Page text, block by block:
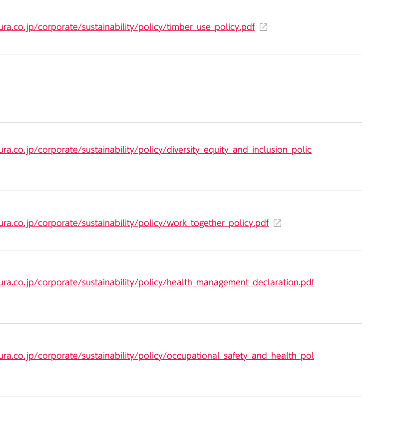
corporate/sustainability/policy/timber_use_policy.pdf
corporate/sustainability/policy/diversity_equity_and_inclusion_polic
corporate/sustainability/policy/work_together_policy.pdf
corporate/sustainability/policy/health_management_declaration.pdf
corporate/sustainability/policy/occupational_safety_and_health_pol